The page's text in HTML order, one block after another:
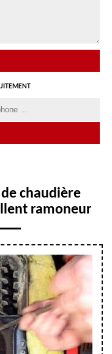
chaudière
ramoneur